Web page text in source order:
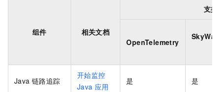
组件 相关文档
支持
OpenTelemetry
Java 链路追踪
开始监控
Java 应用
是 是